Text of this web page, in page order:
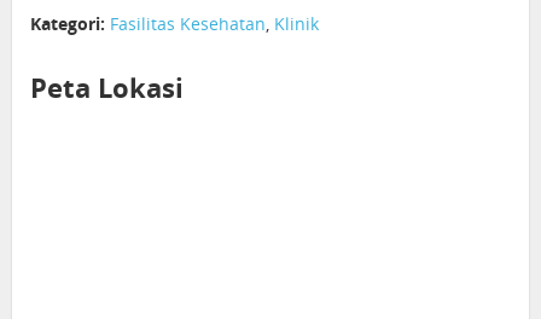
Kategori: Fasilitas Kesehatan, Klinik
Peta Lokasi